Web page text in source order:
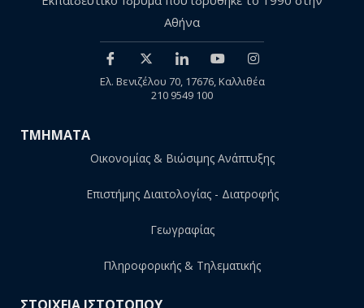
Αθήνα
Ελ. Βενιζέλου 70, 17676, Καλλιθέα
210 9549 100
ΤΜΗΜΑΤΑ
Οικονομίας & Βιώσιμης Ανάπτυξης
Επιστήμης Διαιτολογίας - Διατροφής
Γεωγραφίας
Πληροφορικής & Τηλεματικής